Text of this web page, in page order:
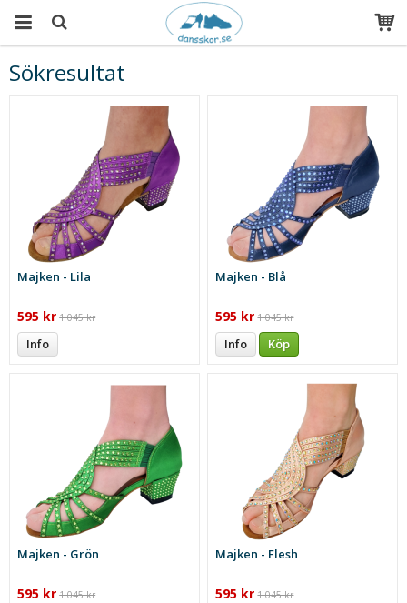
Produkten har blivit tillagd i varukorgen
Sökresultat
Majken - Lila
595 kr 1 045 kr
Info
Majken - Blå
595 kr 1 045 kr
Info Köp
Majken - Grön
595 kr 1 045 kr
Majken - Flesh
595 kr 1 045 kr